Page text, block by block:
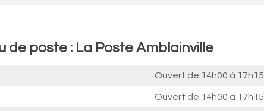
poste : La Poste Amblainville
Ouvert de 14h00 à 17h15
Ouvert de 14h00 à 17h15